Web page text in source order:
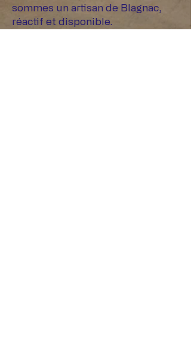
sommes un artisan de Blagnac,
réactif et disponible.